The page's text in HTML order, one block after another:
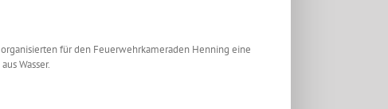
für den Feuerwehrkameraden Henning eine
Wasser.